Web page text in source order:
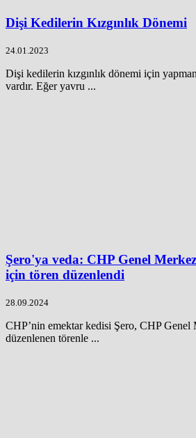
Dişi Kedilerin Kızgınlık Dönemi
24.01.2023
Dişi kedilerin kızgınlık dönemi için
vardır. Eğer yavru ...
Şero'ya veda: CHP Genel
için tören düzenlendi
28.09.2024
CHP’nin emektar kedisi Şero, CHP Genel
düzenlenen törenle ...